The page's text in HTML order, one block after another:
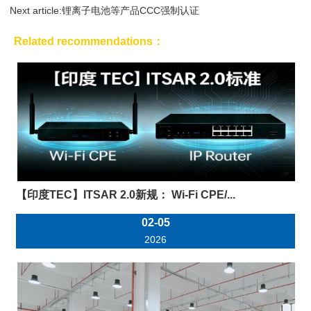
注什么？
Next article:锂离子电池等产品CCC强制认证
Related recommendations：
【印度TEC】ITSAR 2.0新规： Wi-Fi CPE/...
02-05
2026